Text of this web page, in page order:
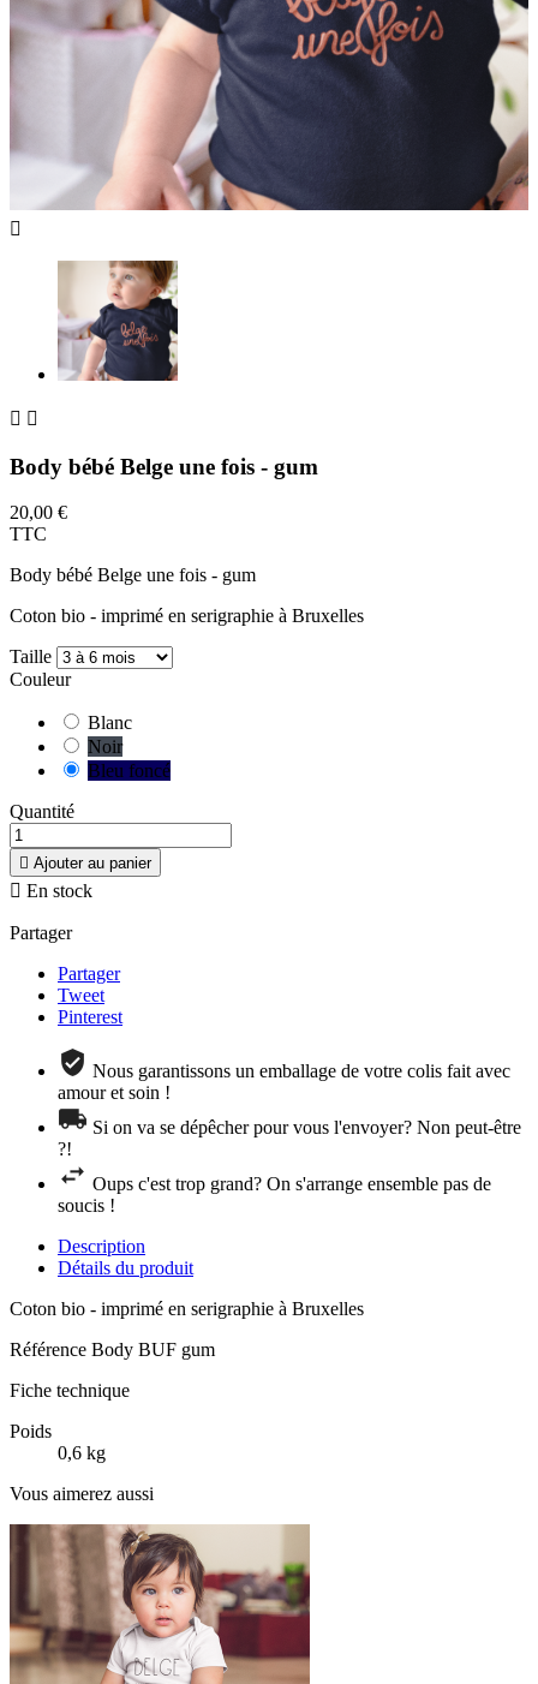

 
Body bébé Belge une fois - gum
20,00 €
TTC
Body bébé Belge une fois - gum
Coton bio - imprimé en serigraphie à Bruxelles
Taille
Couleur
Blanc
Noir
Bleu foncé
Quantité
 Ajouter au panier
 En stock
Partager
Partager
Tweet
Pinterest
Nous garantissons un emballage de votre colis fait avec
amour et soin !
Si on va se dépêcher pour vous l'envoyer? Non peut-être
?!
Oups c'est trop grand? On s'arrange ensemble pas de
soucis !
Description
Détails du produit
Coton bio - imprimé en serigraphie à Bruxelles
Référence Body BUF gum
Fiche technique
Poids
0,6 kg
Vous aimerez aussi